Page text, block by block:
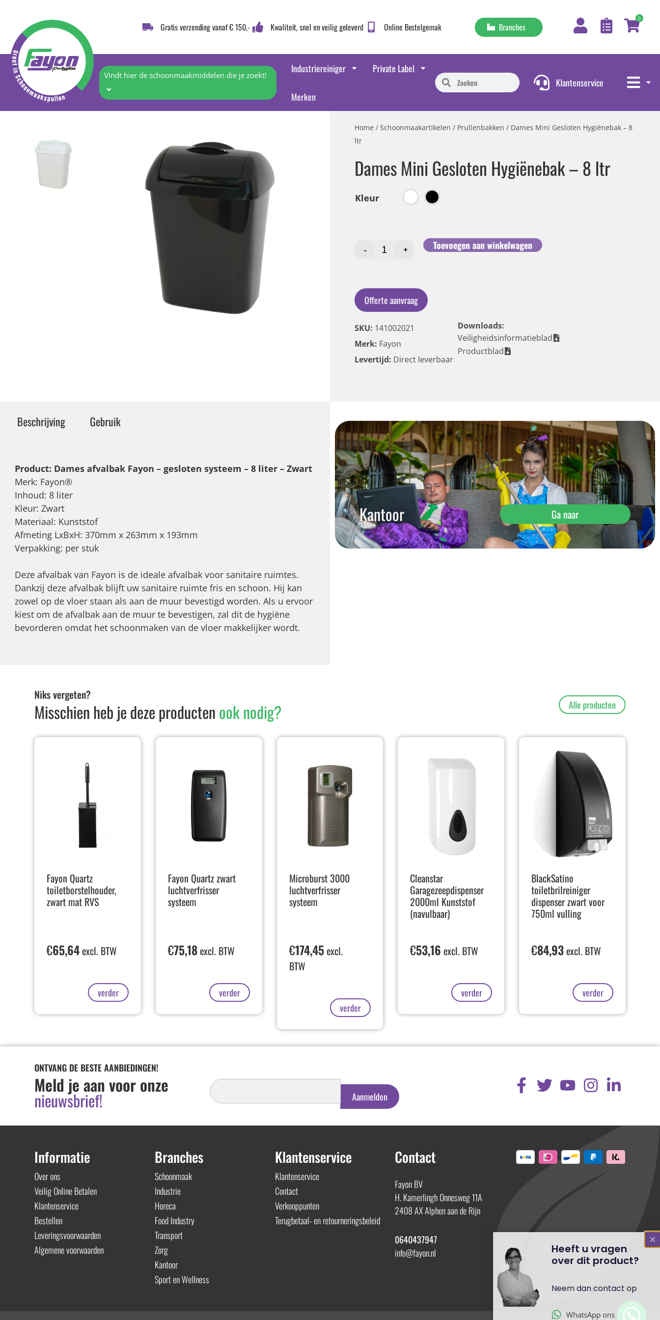
Gratis verzending vanaf € 150,- Kwaliteit, snel en veilig geleverd Online Bestelgemak Branches
0
Vindt hier de schoonmaakmiddelen die je zoekt!
Industriereiniger Private Label
Merken
Klantenservice
Home / Schoonmaakartikelen / Prullenbakken / Dames Mini Gesloten Hygiënebak – 8
ltr
Dames Mini Gesloten Hygiënebak – 8 ltr
Kleur
- + Toevoegen aan winkelwagen
Offerte aanvraag
SKU: 141002021
Merk: Fayon
Levertijd: Direct leverbaar
Downloads:
Veiligheidsinformatieblad
Productblad
Beschrijving Gebruik
Product: Dames afvalbak Fayon – gesloten systeem – 8 liter – Zwart
Merk: Fayon®
Inhoud: 8 liter
Kleur: Zwart
Materiaal: Kunststof
Afmeting LxBxH: 370mm x 263mm x 193mm
Verpakking: per stuk
Deze afvalbak van Fayon is de ideale afvalbak voor sanitaire ruimtes.
Dankzij deze afvalbak blijft uw sanitaire ruimte fris en schoon. Hij kan
zowel op de vloer staan als aan de muur bevestigd worden. Als u ervoor
kiest om de afvalbak aan de muur te bevestigen, zal dit de hygiëne
bevorderen omdat het schoonmaken van de vloer makkelijker wordt.
Kantoor Ga naar
Niks vergeten?
Misschien heb je deze productenook nodig? Alle producten
Fayon Quartz
toiletborstelhouder,
zwart mat RVS
€65,64excl. BTW
verder
Fayon Quartz zwart
luchtverfrisser
systeem
€75,18excl. BTW
verder
Microburst 3000
luchtverfrisser
systeem
€174,45excl.
BTW
verder
Cleanstar
Garagezeepdispenser
2000ml Kunststof
(navulbaar)
€53,16 excl. BTW
verder
BlackSatino
toiletbrilreiniger
dispenser zwart voor
750ml vulling
€84,93excl. BTW
verder
ONTVANG DE BESTE AANBIEDINGEN!
Meld je aan voor onze
nieuwsbrief!
Inschrijven
Nieuwsbrief
Aanmelden
Informatie
Over ons
Veilig Online Betalen
Klantenservice
Bestellen
Leveringsvoorwaarden
Algemene voorwaarden
Branches
Schoonmaak
Industrie
Horeca
Food Industry
Transport
Zorg
Kantoor
Sport en Wellness
Klantenservice
Klantenservice
Contact
Verkooppunten
Terugbetaal- en retourneringsbeleid
Contact
Fayon BV
H. Kamerlingh Onnesweg 11A
2408 AX Alphen aan de Rijn
0640437947
info@fayon.nl
over dit product?
Neem dan contact op
WhatsApp ons
Stuur ons een mail
Bel ons direct op